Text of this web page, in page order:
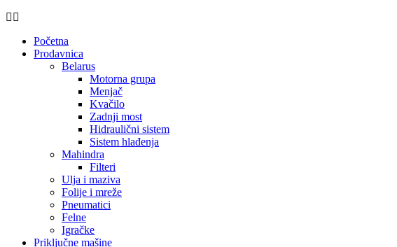
Početna
Prodavnica
Belarus
Motorna grupa
Menjač
Kvačilo
Zadnji most
Hidraulični sistem
Sistem hlađenja
Mahindra
Filteri
Ulja i maziva
Folije i mreže
Pneumatici
Felne
Igračke
Priključne mašine